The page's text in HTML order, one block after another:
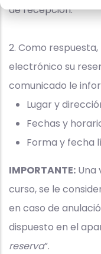
los
cursos
ISO/IEC
de recepción.
2. Como
electrónico su
comunicado le
Lugar y
Fechas y
Forma y fecha
IMPORTANTE: Una
curso, se le
en caso de
dispuesto en el
reserva”.